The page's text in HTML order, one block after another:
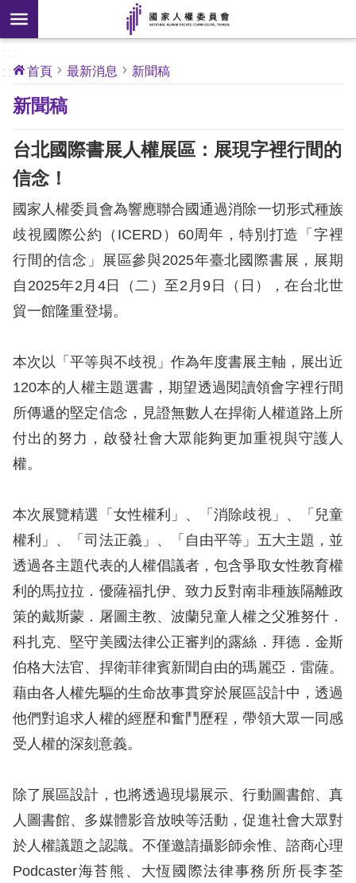
前往主要內容區塊
搜
尋
開
新
核
心
人
權
公
約
關
於
本
會
息
人
權
業
務
核
心
人
權
公
約
陳
情
申
訴
資
料
庫
:::
首頁 最新消息 新聞稿
新聞稿
台北國際書展人權展區：展現字裡行間的
信念！
國家人權委員會為響應聯合國通過消除一切形式種族
歧視國際公約（ICERD）60周年，特別打造「字裡
行間的信念」展區參與2025年臺北國際書展，展期
自2025年2月4日（二）至2月9日（日），在台北世
貿一館隆重登場。
本次以「平等與不歧視」作為年度書展主軸，展出近
120本的人權主題選書，期望透過閱讀領會字裡行間
所傳遞的堅定信念，見證無數人在捍衛人權道路上所
付出的努力，啟發社會大眾能夠更加重視與守護人
權。
本次展覽精選「女性權利」、「消除歧視」、「兒童
權利」、「司法正義」、「自由平等」五大主題，並
透過各主題代表的人權倡議者，包含爭取女性教育權
利的馬拉拉．優薩福扎伊、致力反對南非種族隔離政
策的戴斯蒙．屠圖主教、波蘭兒童人權之父雅努什．
科扎克、堅守美國法律公正審判的露絲．拜德．金斯
伯格大法官、捍衛菲律賓新聞自由的瑪麗亞．雷薩。
藉由各人權先驅的生命故事貫穿於展區設計中，透過
他們對追求人權的經歷和奮鬥歷程，帶領大眾一同感
受人權的深刻意義。
除了展區設計，也將透過現場展示、行動圖書館、真
人圖書館、多媒體影音放映等活動，促進社會大眾對
於人權議題之認識。不僅邀請攝影師余惟、諮商心理
Podcaster海苔熊、大恆國際法律事務所所長李荃